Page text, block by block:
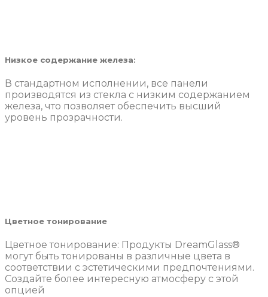
Низкое содержание железа:
В стандартном исполнении, все панели
производятся из стекла с низким содержанием
железа, что позволяет обеспечить высший
уровень прозрачности.
Цветное тонирование
Цветное тонирование: Продукты DreamGlass®
могут быть тонированы в различные цвета в
соответствии с эстетическими предпочтениями.
Создайте более интересную атмосферу с этой
опцией